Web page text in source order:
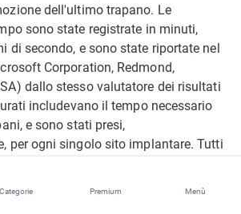
Categorie Premium Menù
dell'ultimo trapano. Le
sono state registrate in minuti,
di secondo, e sono state riportate nel
Corporation, Redmond,
dallo stesso valutatore dei risultati
includevano il tempo necessario
e sono stati presi,
per ogni singolo sito implantare. Tutti